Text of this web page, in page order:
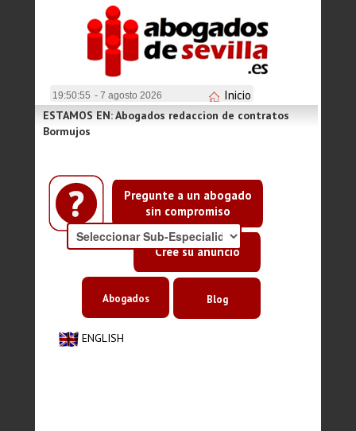
19:50:55 - 7 agosto 2026 Inicio
Pregunte a un abogado
sin compromiso
Cree su anuncio
ESTAMOS EN: Abogados redaccion de contratos
Bormujos
ENGLISH
Abogados Blog